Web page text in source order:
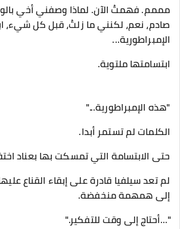
مممم. فهمتُ الآن. لماذا وصفني أخي
صادم، نعم، لكنني ما زلتُ، قبل كل شيء،
الإمبراطورية...
ابتسامتها ملتوية.
"هذه الإمبراطورية..."
الكلمات لم تستمر أبدا.
حتى الابتسامة التي تمسكت بها بعناد
لم تعد سيلفيا قادرة على إبقاء القناع
إلى همهمة منخفضة.
"...أحتاج إلى وقت للتفكير."